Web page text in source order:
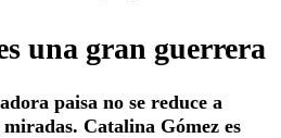
una gran guerrera
paisa no se reduce a
Catalina Gómez es